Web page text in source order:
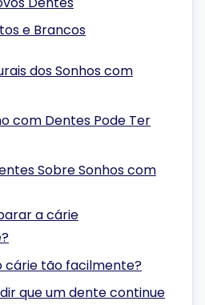
e Brancos
dos Sonhos com
com Dentes Pode Ter
Sobre Sonhos com
a cárie
cárie tão facilmente?
que um dente continue